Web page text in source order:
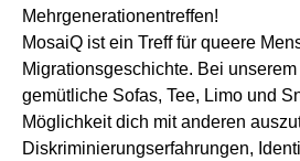
Mehrgenerationentreffen!
MosaiQ ist ein Treff für queere
Migrationsgeschichte. Bei
gemütliche Sofas, Tee, Limo und
Möglichkeit dich mit anderen
Diskriminierungserfahrungen,